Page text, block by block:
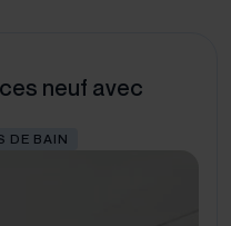
neuf avec
DE BAIN